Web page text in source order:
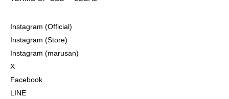
Instagram (Official)
Instagram (Store)
Instagram (marusan)
X
Facebook
LINE